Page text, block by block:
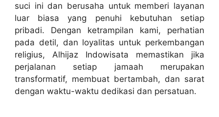
suci ini dan berusaha untuk memberi layanan
luar biasa yang penuhi kebutuhan setiap
pribadi. Dengan ketrampilan kami, perhatian
pada detil, dan loyalitas untuk perkembangan
religius, Alhijaz Indowisata memastikan jika
perjalanan setiap jamaah merupakan
transformatif, membuat bertambah, dan sarat
dengan waktu-waktu dedikasi dan persatuan.